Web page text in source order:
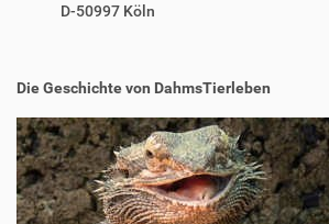
D-50997 Köln
Die Geschichte von DahmsTierleben